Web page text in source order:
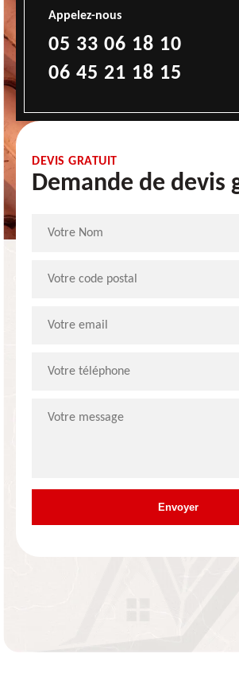
Appelez-nous
05 33 06 18 10
06 45 21 18 15
DEVIS GRATUIT
Demande de devis